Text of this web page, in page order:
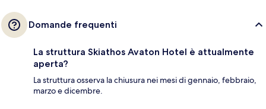
Domande frequenti
La struttura Skiathos Avaton Hotel è attualmente
aperta?
La struttura osserva la chiusura nei mesi di gennaio, febbraio,
marzo e dicembre.